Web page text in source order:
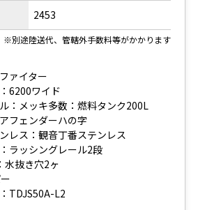
2453
※別途陸送代、管轄外手数料等がかかります
ァイター
6200ワイド
：メッキ多数：燃料タンク200L
フェンダーハの字
レス：観音丁番ステンレス
ラッシングレール2段
水抜き穴2ヶ
TDJS50A-L2